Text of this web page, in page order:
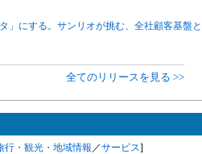
」にする。サンリオが挑む、全社顧客基盤と
全てのリリースを見る >>
行・観光・地域情報 ／サービス]